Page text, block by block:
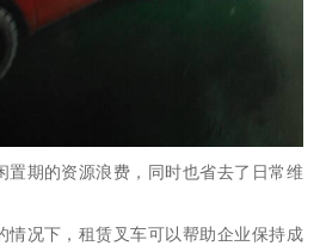
置期的资源浪费，同时也省去了日常维
情况下，租赁叉车可以帮助企业保持成